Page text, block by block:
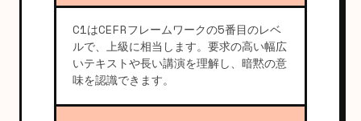
C1はCEFRフレームワークの5番目のレベ
ルで、上級に相当します。要求の高い幅広
いテキストや長い講演を理解し、暗黙の意
味を認識できます。